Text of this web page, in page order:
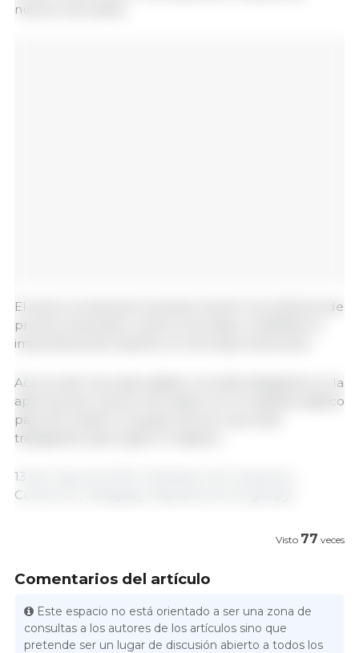
nuevos mercados.
El sector productivo buscará revertir el problema de
precios, buscando nuevos mercados, manifestó la
importancia de sostener al mercado americano.
Acerca del mercado asiático, se está trabajando en la
apertura de nuevos mercados con el sudeste asiático
para ello existe un equipo técnico que está
trabajando para lograr el objetivo.
13 de mayo de 2024 | Ministerio de Industria y
Comercio | Paraguay. https://www.mic.gov.py/
Visto 77 veces
Comentarios del artículo
Este espacio no está orientado a ser una zona de
consultas a los autores de los artículos sino que
pretende ser un lugar de discusión abierto a todos los